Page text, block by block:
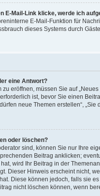
E-Mail-Link klicke, werde ich
E-Mail-Funktion für
dieses Systems durch
eine Antwort?
eröffnen, müssen Sie auf
ist, bevor Sie einen
neue Themen erstellen“,
oder löschen?
sind, können Sie nur Ihre
Beitrag anklicken;
wird Ihr Beitrag in der
Dieser Hinweis erscheint nicht,
Diese können jedoch, falls sie
nicht löschen können, wenn